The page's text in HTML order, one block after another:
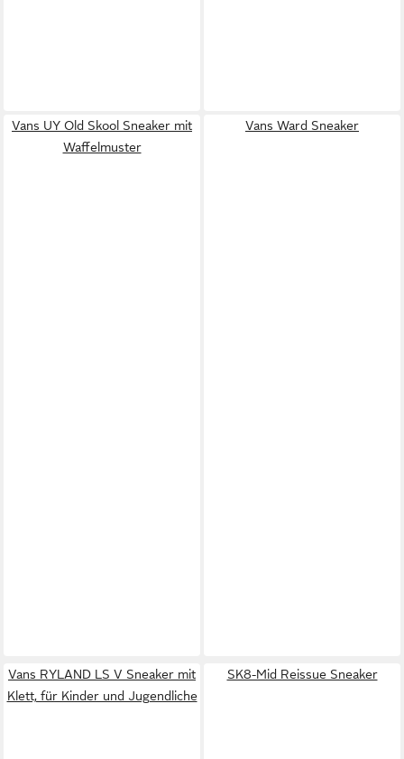
Vans UY Old Skool Sneaker mit
Waffelmuster
Vans Ward Sneaker
Vans RYLAND LS V Sneaker mit
Klett, für Kinder und Jugendliche
SK8-Mid Reissue Sneaker